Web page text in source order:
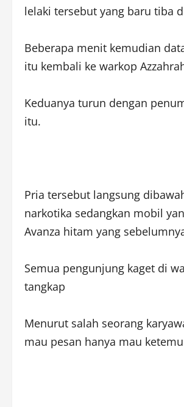
lelaki tersebut yang baru tiba
Beberapa menit kemudian
itu kembali ke warkop
Keduanya turun dengan
itu.
Pria tersebut langsung
narkotika sedangkan mobil
Avanza hitam yang
Semua pengunjung kaget di
tangkap
Menurut salah seorang
mau pesan hanya mau